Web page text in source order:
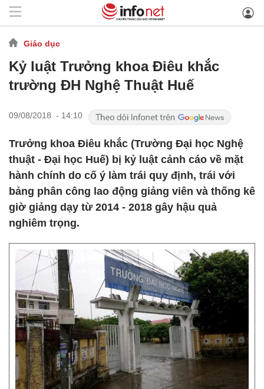
Giáo dục
Kỷ luật Trưởng khoa Điêu khắc
trường ĐH Nghệ Thuật Huế
09/08/2018 - 14:10
Trưởng khoa Điêu khắc (Trường Đại học Nghệ
thuật - Đại học Huế) bị kỷ luật cảnh cáo về mặt
hành chính do cố ý làm trái quy định, trái với
bảng phân công lao động giảng viên và thống kê
giờ giảng dạy từ 2014 - 2018 gây hậu quả
nghiêm trọng.